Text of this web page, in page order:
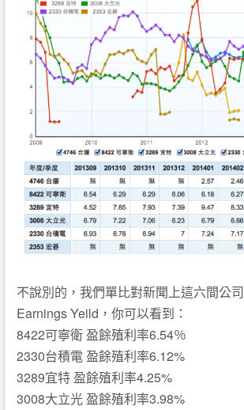
不說別的，我們單比對新聞上這六間公
Earnings Yeild，你可以看到：
8422可寧衛 盈餘殖利率6.54％
2330台積電 盈餘殖利率6.12%
3289宜特 盈餘殖利率4.25%
3008大立光 盈餘殖利率3.98%